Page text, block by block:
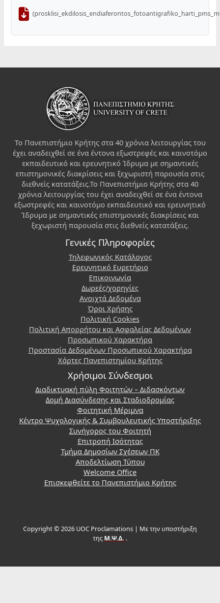
Το Πανεπιστήμιο Κρήτης στα 40 χρόνια λειτουργίας του
έχει αναδειχθεί σε ένα έντονα εξωστρεφές και καινοτόμο
εκπαιδευτικό και ερευνητικό Ίδρυμα με σημαντικές
επιστημονικές διακρίσεις και ξεχωριστή παρουσία στις
διεθνείς κατατάξεις.Το Πανεπιστήμιο Κρήτης στα 40
χρόνια λειτουργίας του έχει αναδειχθεί σε ένα έντονα
εξωστρεφές και καινοτόμο εκπαιδευτικό και ερευνητικό
Ίδρυμα με σημαντικές επιστημονικές διακρίσεις και
ξεχωριστή παρουσία στις διεθνείς κατατάξεις.
Γενικές Πληροφορίες
Τηλεφωνικός Κατάλογος
Ερευνητικό Ευρετήριο
Επικοινωνία
Δωρεές/χορηγίες
Ανοιχτά Δεδομένα
Όροι Χρήσης
Πολιτική Cookies
Πολιτική Απορρήτου και Ασφαλείας Δεδομένων
Προσωπικού Χαρακτήρα
Προστασία Δεδομένων Προσωπικού Χαρακτήρα
Χάρτες Πανεπιστημίου Κρήτης
Χρήσιμοι Σύνδεσμοι
Διαδικτυακή πύλη Φοιτητών – Διδασκόντων
Δομή Διασύνδεσης και Σταδιοδρομίας
Φοιτητική Μέριμνα
Κέντρο Ψυχολογικής & Συμβουλευτικής Υποστήριξης
Συνήγορος του Φοιτητή
Επιτροπή Ισότητας
Τμήμα Δημοσίων Σχέσεων ΠΚ
Αποδελτίωση Τύπου
Welcome Office
Επισκεφθείτε το Πανεπιστήμιο Κρήτης
Copyright © 2026 UOC Proclamations | Με την υποστήριξη
της Μ.Ψ.Δ. .